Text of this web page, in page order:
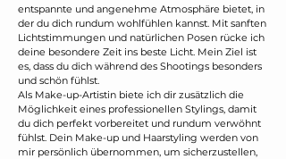
entspannte und angenehme Atmosphäre bietet, in
der du dich rundum wohlfühlen kannst. Mit sanften
Lichtstimmungen und natürlichen Posen rücke ich
deine besondere Zeit ins beste Licht. Mein Ziel ist
es, dass du dich während des Shootings besonders
und schön fühlst.
Als Make-up-Artistin biete ich dir zusätzlich die
Möglichkeit eines professionellen Stylings, damit
du dich perfekt vorbereitet und rundum verwöhnt
fühlst. Dein Make-up und Haarstyling werden von
mir persönlich übernommen, um sicherzustellen,